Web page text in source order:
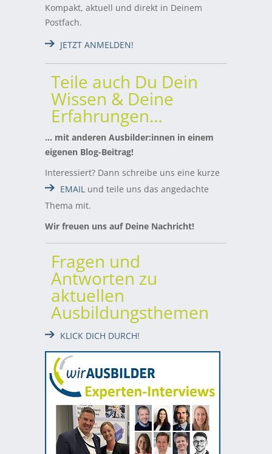
Kompakt, aktuell und direkt in Deinem
Postfach.
JETZT ANMELDEN!
Teile auch Du Dein
Wissen & Deine
Erfahrungen…
… mit anderen Ausbilder:innen in einem
eigenen Blog-Beitrag!
Interessiert? Dann schreibe uns eine kurze
EMAIL und teile uns das angedachte
Thema mit.
Wir freuen uns auf Deine Nachricht!
Fragen und
Antworten zu
aktuellen
Ausbildungsthemen
KLICK DICH DURCH!